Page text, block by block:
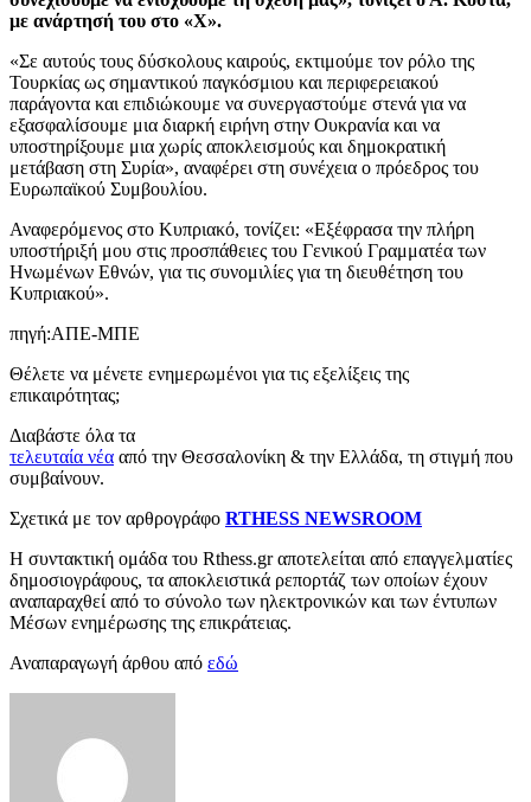
με ανάρτησή του στο «Χ».
«Σε αυτούς τους δύσκολους καιρούς, εκτιμούμε τον ρόλο της
Τουρκίας ως σημαντικού παγκόσμιου και περιφερειακού
παράγοντα και επιδιώκουμε να συνεργαστούμε στενά για να
εξασφαλίσουμε μια διαρκή ειρήνη στην Ουκρανία και να
υποστηρίξουμε μια χωρίς αποκλεισμούς και δημοκρατική
μετάβαση στη Συρία», αναφέρει στη συνέχεια ο πρόεδρος του
Ευρωπαϊκού Συμβουλίου.
Αναφερόμενος στο Κυπριακό, τονίζει: «Εξέφρασα την πλήρη
υποστήριξή μου στις προσπάθειες του Γενικού Γραμματέα των
Ηνωμένων Εθνών, για τις συνομιλίες για τη διευθέτηση του
Κυπριακού».
πηγή:ΑΠΕ-ΜΠΕ
Θέλετε να μένετε ενημερωμένοι για τις εξελίξεις της
επικαιρότητας;
Διαβάστε όλα τα
τελευταία νέα από την Θεσσαλονίκη & την Ελλάδα, τη στιγμή που
συμβαίνουν.
Σχετικά με τον αρθρογράφο RTHESS NEWSROOM
Η συντακτική ομάδα του Rthess.gr αποτελείται από επαγγελματίες
δημοσιογράφους, τα αποκλειστικά ρεπορτάζ των οποίων έχουν
αναπαραχθεί από το σύνολο των ηλεκτρονικών και των έντυπων
Μέσων ενημέρωσης της επικράτειας.
Αναπαραγωγή άρθου από εδώ